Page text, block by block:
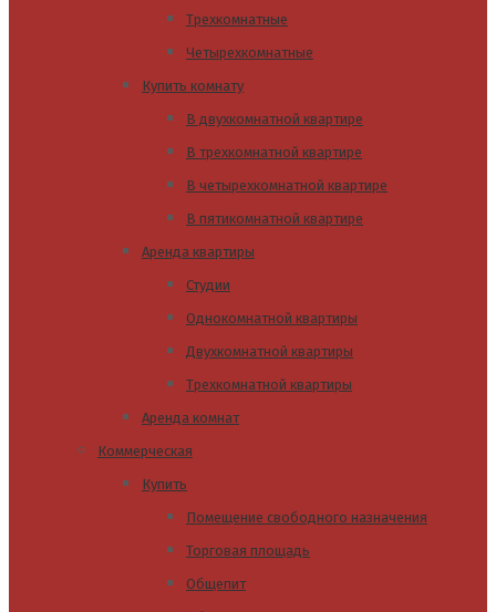
Трехкомнатные
Четырехкомнатные
Купить комнату
В двухкомнатной квартире
В трехкомнатной квартире
В четырехкомнатной квартире
В пятикомнатной квартире
Аренда квартиры
Студии
Однокомнатной квартиры
Двухкомнатной квартиры
Трехкомнатной квартиры
Аренда комнат
Коммерческая
Купить
Помещение свободного назначения
Торговая площадь
Общепит